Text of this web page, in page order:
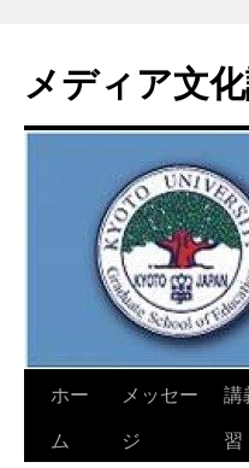
テ
ン
へ
メディア文
ホー
ム
メッセー
ジ
講
習